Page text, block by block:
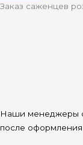
Заказ саженцев
Наши менеджеры
после оформления